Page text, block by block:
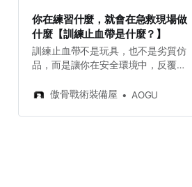
你在練習什麼，就會在急救現場做
什麼【訓練止血帶是什麼？】
訓練止血帶不是玩具，也不是劣質仿
品，而是讓你在安全環境中，反覆練
具。這篇文章告訴你訓練帶與戰術止
傲骨戰術裝備屋 AOGU